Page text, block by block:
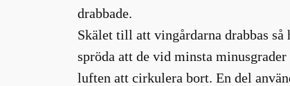
drabbade.
Skälet till att vingårdarna drabbas så
spröda att de vid minsta
luften att cirkulera bort. En del